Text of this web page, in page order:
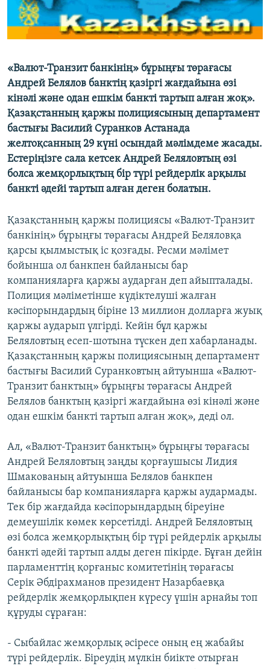
ЖАЗЫЛЫҢЫЗ
Басқа тілдерде
«Валют-Транзит банкінің» бұрыңғы төрағасы
Андрей Белялов банктің қазіргі жағдайына өзі
кінәлі және одан ешкім банкті тартып алған жоқ».
Қазақстанның қаржы полициясының департамент
бастығы Василий Суранков Астанада
желтоқсанның 29 күні осындай мәлімдеме жасады.
Естеріңізге сала кетсек Андрей Беляловтың өзі
болса жемқорлықтың бір түрі рейдерлік арқылы
банкті әдейі тартып алған деген болатын.
Қазақстанның қаржы полициясы «Валют-Транзит
банкінің» бұрыңғы төрағасы Андрей Беляловқа
қарсы қылмыстық іс қозғады. Ресми мәлімет
бойынша ол банкпен байланысы бар
компанияларға қаржы аударған деп айыпталады.
Полиция мәліметінше күдіктелуші жалған
кәсіпорындардың біріне 13 миллион долларға жуық
қаржы аударып үлгірді. Кейін бұл қаржы
Беляловтың есеп-шотына түскен деп хабарланады.
Қазақстанның қаржы полициясының департамент
бастығы Василий Суранковтың айтуынша «Валют-
Транзит банктың» бұрыңғы төрағасы Андрей
Белялов банктың қазіргі жағдайына өзі кінәлі және
одан ешкім банкті тартып алған жоқ», деді ол.
Ал, «Валют-Транзит банктың» бұрыңғы төрағасы
Андрей Беляловтың заңды қорғаушысы Лидия
Шмакованың айтуынша Белялов банкпен
байланысы бар компанияларға қаржы аудармады.
Тек бір жағдайда кәсіпорындардың біреуіне
демеушілік көмек көрсетілді. Андрей Беляловтың
өзі болса жемқорлықтың бір түрі рейдерлік арқылы
банкті әдейі тартып алды деген пікірде. Бұған дейін
парламенттің қорғаныс комитетінің төрағасы
Серік Әбдірахманов президент Назарбаевқа
рейдерлік жемқорлықпен күресу үшін арнайы топ
құруды сұраған:
- Сыбайлас жемқорлық әсіресе оның ең жабайы
түрі рейдерлік. Біреудің мүлкін биікте отырған